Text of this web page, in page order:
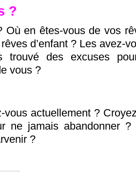
?
Où en êtes-vous de vos
d’enfant ? Les avez-
trouvé des excuses
vous ?
vous actuellement ?
ne jamais abandonner
?